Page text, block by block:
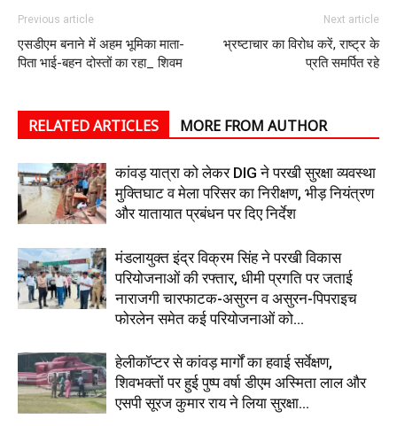
Previous article
एसडीएम बनाने में अहम भूमिका माता-
पिता भाई-बहन दोस्तों का रहा_ शिवम
Next article
भ्रष्टाचार का विरोध करें, राष्ट्र के
प्रति समर्पित रहे
RELATED ARTICLES MORE FROM AUTHOR
कांवड़ यात्रा को लेकर DIG ने परखी सुरक्षा व्यवस्था
मुक्तिघाट व मेला परिसर का निरीक्षण, भीड़ नियंत्रण
और यातायात प्रबंधन पर दिए निर्देश
मंडलायुक्त इंद्र विक्रम सिंह ने परखी विकास
परियोजनाओं की रफ्तार, धीमी प्रगति पर जताई
नाराजगी चारफाटक-असुरन व असुरन-पिपराइच
फोरलेन समेत कई परियोजनाओं को...
हेलीकॉप्टर से कांवड़ मार्गों का हवाई सर्वेक्षण,
शिवभक्तों पर हुई पुष्प वर्षा डीएम अस्मिता लाल और
एसपी सूरज कुमार राय ने लिया सुरक्षा...